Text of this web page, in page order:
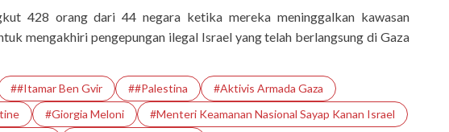
428 orang dari 44 negara ketika mereka meninggalkan kawasan
mengakhiri pengepungan ilegal Israel yang telah berlangsung di Gaza
##Itamar Ben Gvir ##Palestina
#Aktivis Armada Gaza
#Giorgia Meloni
#Menteri Keamanan Nasional Sayap Kanan Israel